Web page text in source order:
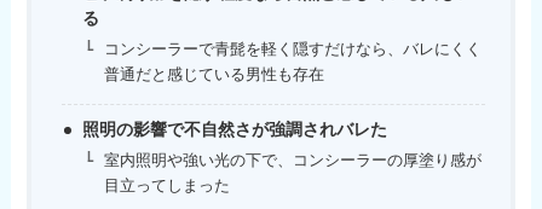
る
コンシーラーで青髭を軽く隠すだけなら、バレにくく
普通だと感じている男性も存在
照明の影響で不自然さが強調されバレた
室内照明や強い光の下で、コンシーラーの厚塗り感が
目立ってしまった